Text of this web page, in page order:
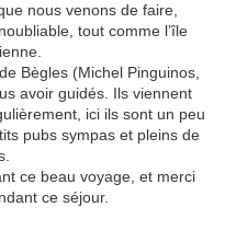
nous venons de faire,
tout comme l’île
Bègles (Michel Pinguinos,
avoir guidés. Ils viennent
ici ils sont un peu
pubs sympas et pleins de
ce beau voyage, et merci
ce séjour.